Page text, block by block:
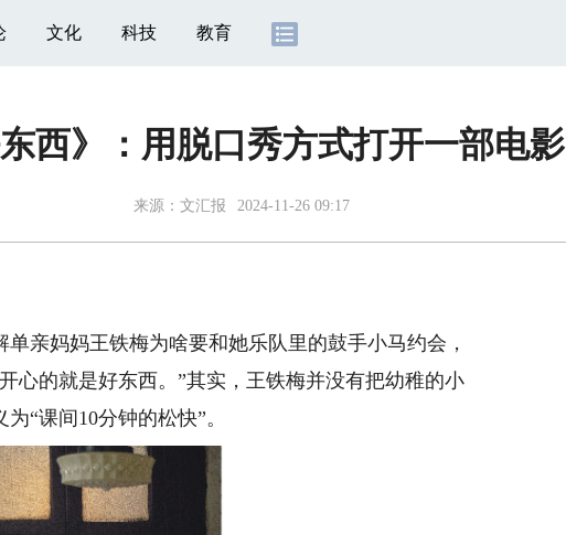
文化 科技 教育
西》：用脱口秀方式打开一部电影
来源： 文汇报 2024-11-26 09:17
妈妈王铁梅为啥要和她乐队里的鼓手小马约会，
心的就是好东西。”其实，王铁梅并没有把幼稚的小
“课间10分钟的松快”。